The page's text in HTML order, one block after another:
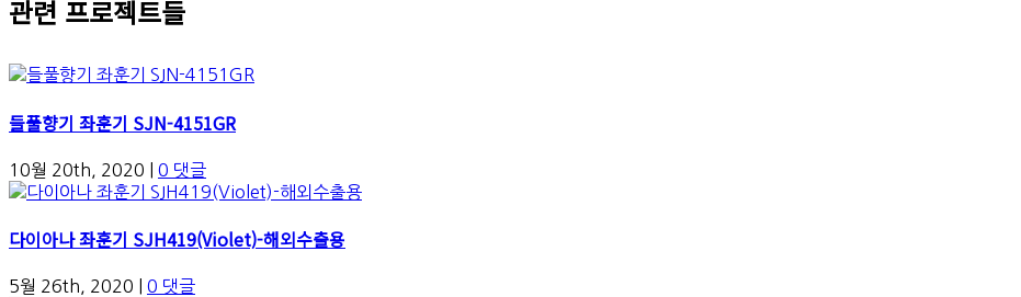
관련 프로젝트들
들풀향기 좌훈기 SJN-4151GR
10월 20th, 2020 0 댓글
다이아나 좌훈기 SJH419(Violet)-해외수출용
5월 26th, 2020 0 댓글